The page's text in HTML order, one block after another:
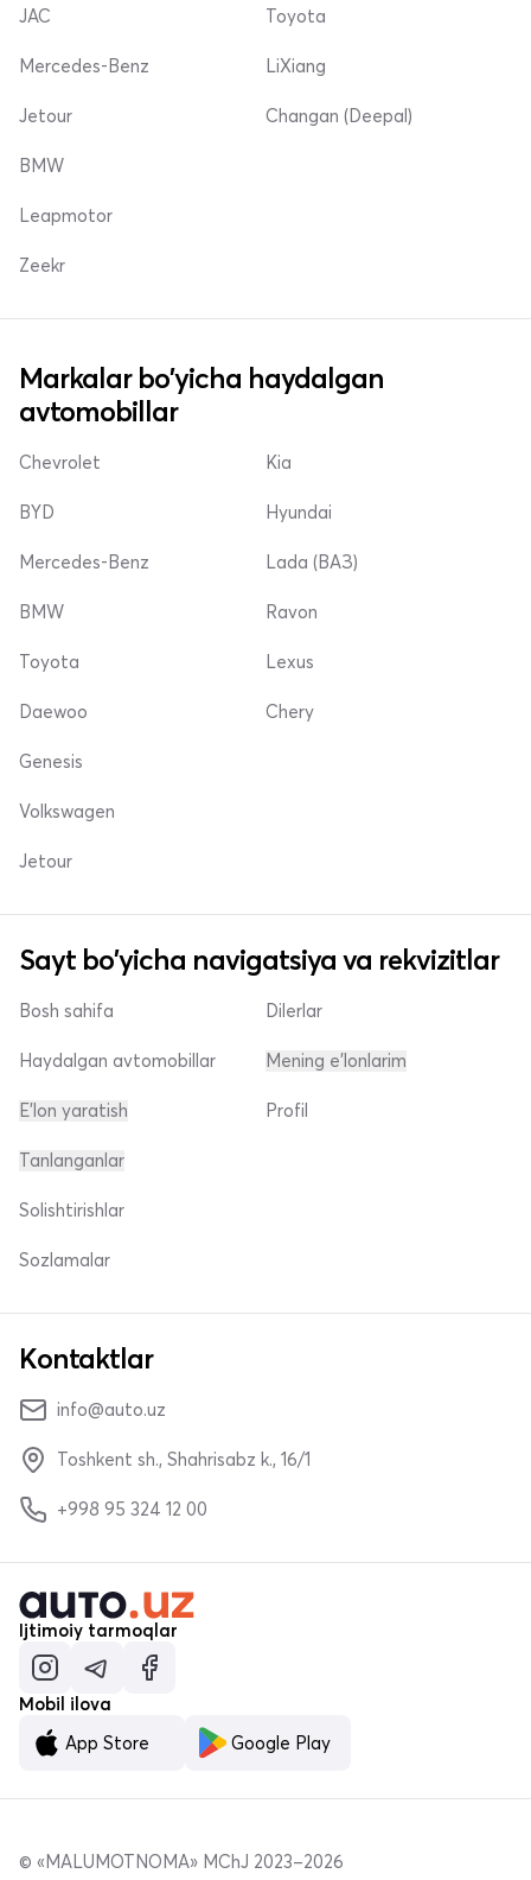
JAC
Mercedes-Benz
Jetour
Toyota
LiXiang
Changan (Deepal)
BMW
Leapmotor
Zeekr
Markalar bo'yicha haydalgan
avtomobillar
Chevrolet
BYD
Mercedes-Benz
Kia
Hyundai
Lada (ВАЗ)
BMW
Toyota
Daewoo
Ravon
Lexus
Chery
Genesis
Volkswagen
Jetour
Sayt bo'yicha navigatsiya va rekvizitlar
Bosh sahifa
Haydalgan avtomobillar
E'lon yaratish
Dilerlar
Mening e'lonlarim
Profil
Tanlanganlar
Solishtirishlar
Sozlamalar
Kontaktlar
info@auto.uz
Toshkent sh., Shahrisabz k., 16/1
+998 95 324 12 00
Ijtimoiy tarmoqlar
Mobil ilova
App Store
Google Play
© «MALUMOTNOMA» MChJ 2023–2026